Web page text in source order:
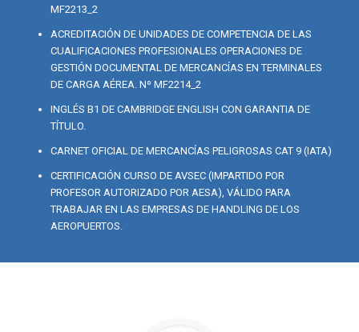
MF2213_2
ACREDITACIÓN DE UNIDADES DE COMPETENCIA DE LAS
CUALIFICACIONES PROFESIONALES OPERACIONES DE
GESTIÓN DOCUMENTAL DE MERCANCÍAS EN TERMINALES
DE CARGA AÉREA. Nº MF2214_2
INGLÉS B1 DE CAMBRIDGE ENGLISH CON GARANTIA DE
TÍTULO.
CARNET OFICIAL DE MERCANCÍAS PELIGROSAS CAT 9 (IATA)
CERTIFICACIÓN CURSO DE AVSEC (IMPARTIDO POR
PROFESOR AUTORIZADO POR AESA), VÁLIDO PARA
TRABAJAR EN LAS EMPRESAS DE HANDLING DE LOS
AEROPUERTOS.